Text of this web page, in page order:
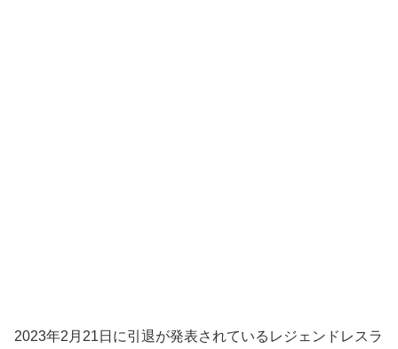
2023年2月21日に引退が発表されているレジェンドレスラ